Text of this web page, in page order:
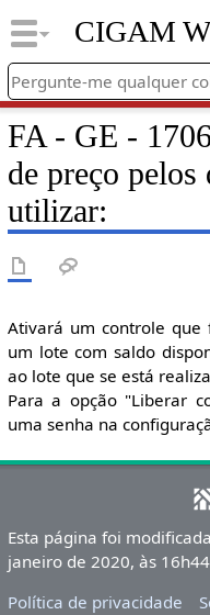
CIGAM
FA - GE -
de preço pelos
utilizar:
Ativará um controle que
um lote com saldo
ao lote que se está
Para a opção "Liberar
uma senha na
Esta página foi
janeiro de 2020, às
Política de privacidade